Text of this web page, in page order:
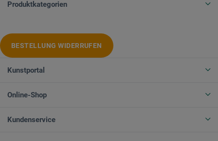
Produktkategorien
BESTELLUNG WIDERRUFEN
Kunstportal
Online-Shop
Kundenservice